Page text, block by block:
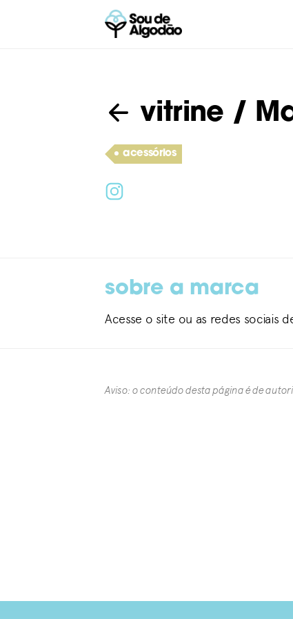
vitrine /
acessórios
sobre a marca
Acesse o site ou as redes sociais
Aviso: o conteúdo desta página é de